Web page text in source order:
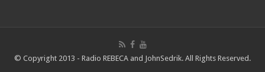
© Copyright 2013 - Radio REBECA and JohnSedrik. All Rights Reserved.